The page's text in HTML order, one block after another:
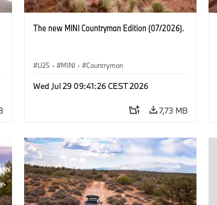
The new MINI Countryman Edition (07/2026).
U25 · MINI · Countryman
Wed Jul 29 09:41:26 CEST 2026
7,73 MB